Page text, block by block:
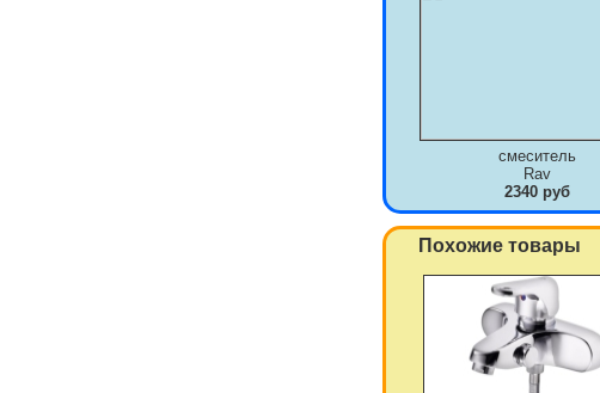
смеситель
Rav
2340 руб
Похожие товары